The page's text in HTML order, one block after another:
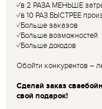
✓в 2 РАЗА МЕНЬШЕ
✓в 10 РАЗ БЫСТРЕЕ
✓Больше заказов
✓Больше возможностей
✓Больше доходов
Обойти конкурентов –
Сделай заказ
свой подарок!